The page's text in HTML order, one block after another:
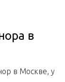
в
в Москве, у